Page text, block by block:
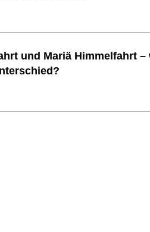
und Mariä Himmelfahrt –